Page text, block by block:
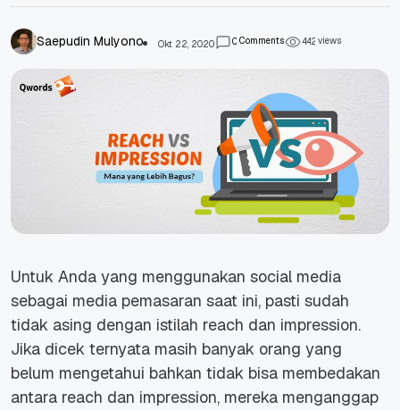
Saepudin Mulyono Okt 22, 2020 0Comments 442views
Untuk Anda yang menggunakan social media
sebagai media pemasaran saat ini, pasti sudah
tidak asing dengan istilah reach dan impression.
Jika dicek ternyata masih banyak orang yang
belum mengetahui bahkan tidak bisa membedakan
antara reach dan impression, mereka menganggap